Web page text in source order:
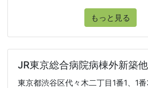
もっと見る
JR東京総合病院病棟外新築他
東京都渋谷区代々木二丁目1番1、1